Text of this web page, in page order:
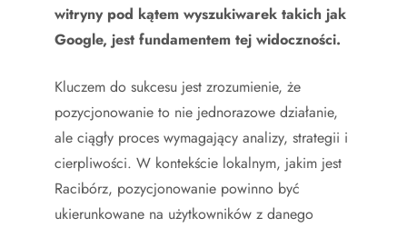
witryny pod kątem wyszukiwarek takich jak
Google, jest fundamentem tej widoczności.
Kluczem do sukcesu jest zrozumienie, że
pozycjonowanie to nie jednorazowe działanie,
ale ciągły proces wymagający analizy, strategii i
cierpliwości. W kontekście lokalnym, jakim jest
Racibórz, pozycjonowanie powinno być
ukierunkowane na użytkowników z danego